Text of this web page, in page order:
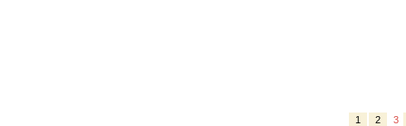
1 2
3